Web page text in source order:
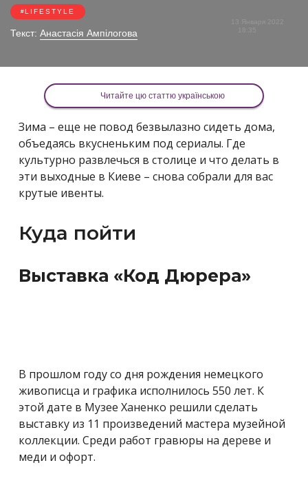
LIFESTYLE
Текст: Анастасія Ампілогова
Читайте цю статтю українською
Зима – еще не повод безвылазно сидеть дома,
объедаясь вкусненьким под сериалы. Где
культурно развлечься в столице и что делать в
эти выходные в Киеве – снова собрали для вас
крутые ивенты.
Куда пойти
Выставка «Код Дюрера»
В прошлом году со дня рождения немецкого
живописца и графика исполнилось 550 лет. К
этой дате в Музее Ханенко решили сделать
выставку из 11 произведений мастера музейной
коллекции. Среди работ гравюры на дереве и
меди и офорт.